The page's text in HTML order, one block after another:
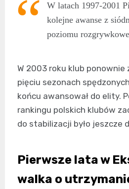
W latach 1997-2001
kolejne awanse z
poziomu
W 2003 roku klub ponownie
pięciu sezonach
końcu awansował do elity.
rankingu polskich klubów
do stabilizacji było jeszcze
Pierwsze lata w
walka o